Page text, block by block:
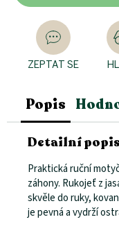
ZEPTAT SE
Popis
Detailní
Praktická ruční
záhony. Rukojeť z
skvěle do ruky,
je pevná a vydrží